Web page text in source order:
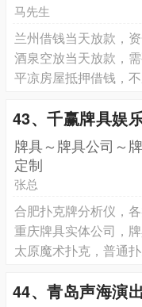
马先生
兰州借钱当天放款，
酒泉空放当天放款，
平凉房屋抵押借钱，
43、千赢牌具娱
牌具～牌具公司～
定制
张总
合肥扑克牌分析仪，
重庆牌具实体公司，
太原魔术扑克，普通
44、青岛声海演